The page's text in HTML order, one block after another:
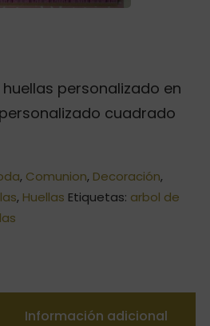
personalizado en
cuadrado
, Comunion, Decoración,
, Huellas Etiquetas: arbol de
Información adicional